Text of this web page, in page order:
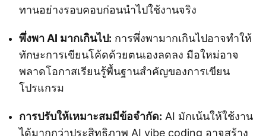
ทานอย่างรอบคอบก่อนนำไปใช้งานจริง
พึ่งพา AI มากเกินไป: การพึ่งพามากเกินไปอาจทำให้
ทักษะการเขียนโค้ดด้วยตนเองลดลง มือใหม่อาจ
พลาดโอกาสเรียนรู้พื้นฐานสำคัญของการเขียน
โปรแกรม
การปรับให้เหมาะสมมีข้อจำกัด: AI มักเน้นให้ใช้งาน
ได้มากกว่าประสิทธิภาพ AI vibe coding อาจสร้าง